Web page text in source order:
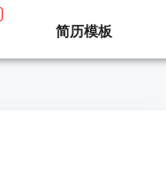
简历模板